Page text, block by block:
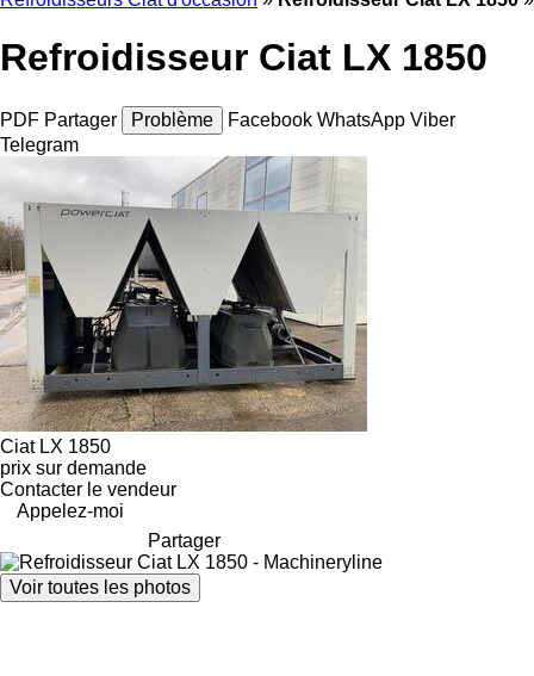
Refroidisseur Ciat LX 1850
PDF Partager Problème Facebook WhatsApp Viber
Telegram
Ciat LX 1850
prix sur demande
Contacter le vendeur
Appelez-moi
Partager
Voir toutes les photos